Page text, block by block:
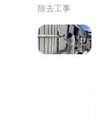
除去工事